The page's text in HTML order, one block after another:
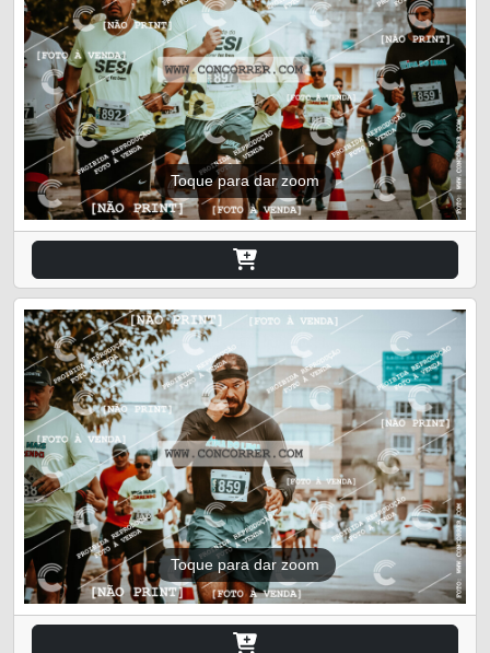
Toque para dar zoom
Toque para dar zoom